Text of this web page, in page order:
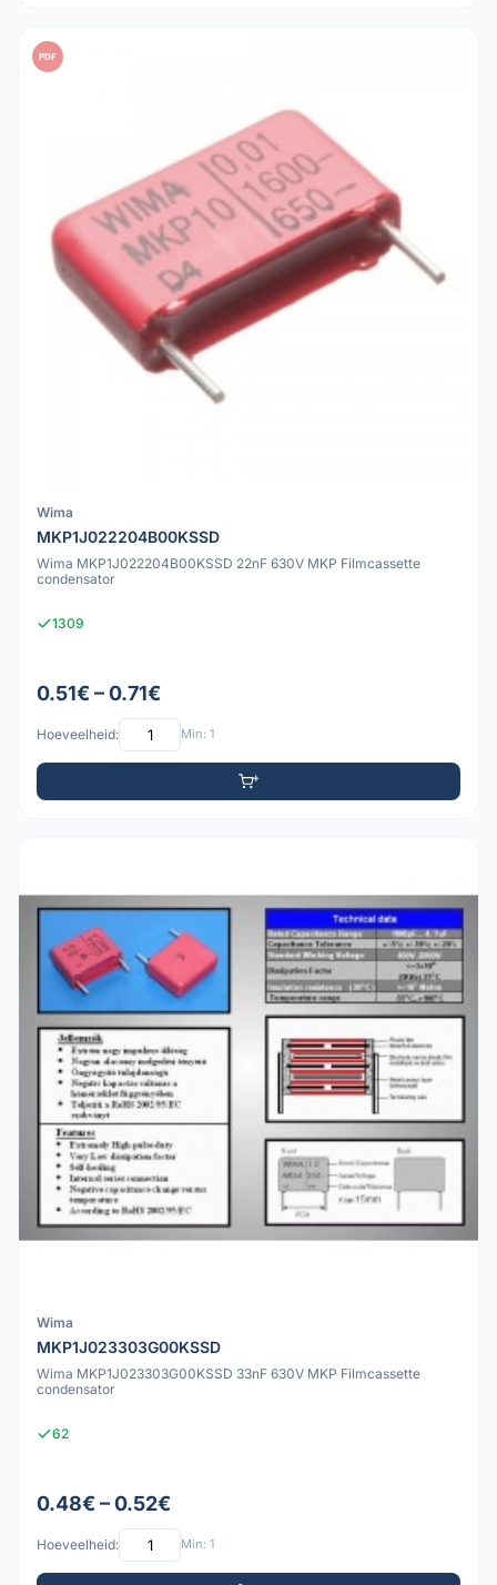
PDF
Wima
MKP1J022204B00KSSD
Wima MKP1J022204B00KSSD 22nF 630V MKP Filmcassette
condensator
1309
0.51€ – 0.71€
Hoeveelheid: Min: 1
Wima
MKP1J023303G00KSSD
Wima MKP1J023303G00KSSD 33nF 630V MKP Filmcassette
condensator
62
0.48€ – 0.52€
Hoeveelheid: Min: 1